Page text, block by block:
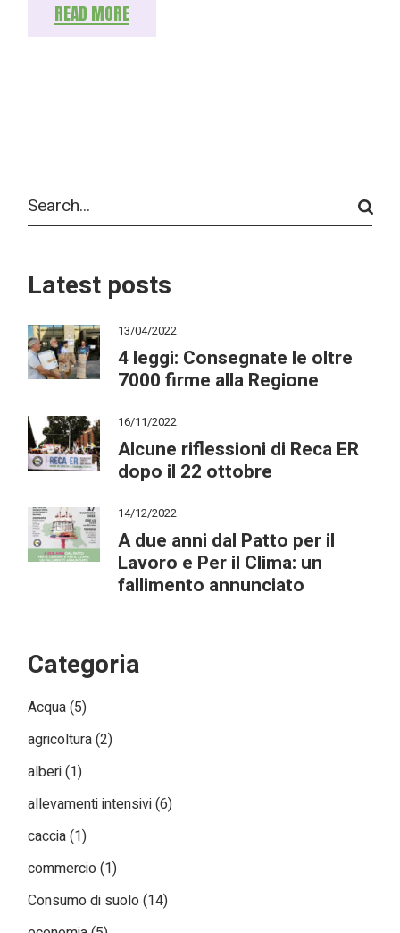
READ MORE
Latest posts
13/04/2022
4 leggi: Consegnate le oltre
7000 firme alla Regione
16/11/2022
Alcune riflessioni di Reca ER
dopo il 22 ottobre
14/12/2022
A due anni dal Patto per il
Lavoro e Per il Clima: un
fallimento annunciato
Categoria
Acqua(5)
agricoltura(2)
alberi(1)
allevamenti intensivi(6)
caccia(1)
commercio(1)
Consumo di suolo(14)